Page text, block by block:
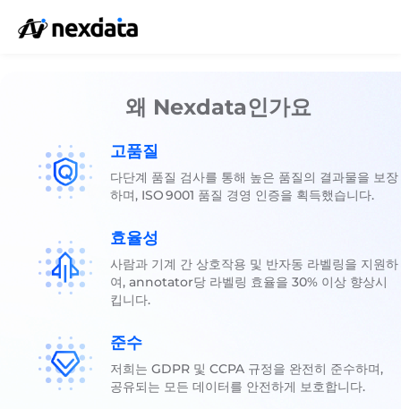
왜 Nexdata인가요
고품질
다단계 품질 검사를 통해 높은 품질의 결과물을 보장
하며, ISO 9001 품질 경영 인증을 획득했습니다.
효율성
사람과 기계 간 상호작용 및 반자동 라벨링을 지원하
여, annotator당 라벨링 효율을 30% 이상 향상시
킵니다.
준수
저희는 GDPR 및 CCPA 규정을 완전히 준수하며,
공유되는 모든 데이터를 안전하게 보호합니다.